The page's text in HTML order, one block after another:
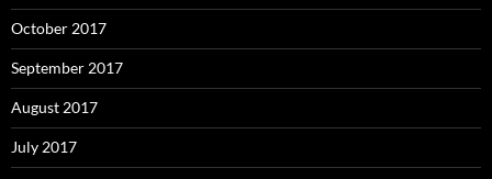
October 2017
September 2017
August 2017
July 2017